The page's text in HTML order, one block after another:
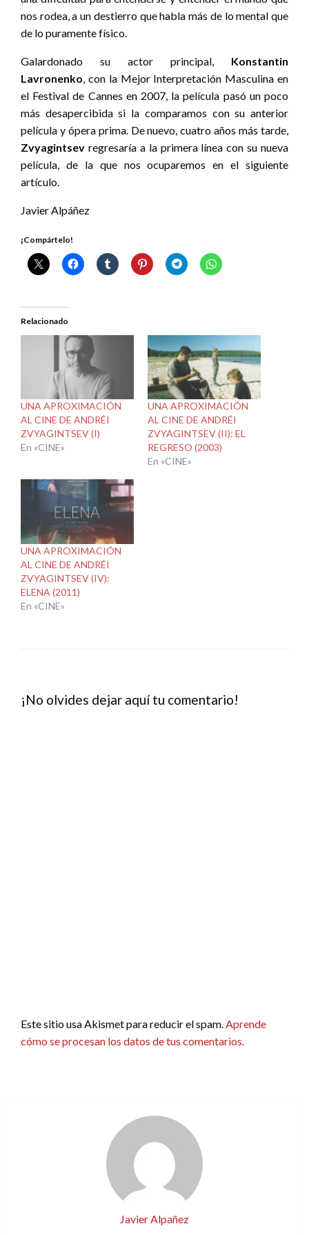
nos rodea, a un destierro que habla más de lo mental que
de lo puramente físico.
Galardonado su actor principal, Konstantin
Lavronenko , con la Mejor Interpretación Masculina en
el Festival de Cannes en 2007, la película pasó un poco
más desapercibida si la comparamos con su anterior
película y ópera prima. De nuevo, cuatro años más tarde,
Zvyagintsev regresaría a la primera línea con su nueva
película, de la que nos ocuparemos en el siguiente
artículo.
Javier Alpáñez
¡Compártelo!
Relacionado
UNA APROXIMACIÓN
AL CINE DE ANDRÉI
ZVYAGINTSEV (I)
En «CINE»
UNA APROXIMACIÓN
AL CINE DE ANDRÉI
ZVYAGINTSEV (II): EL
REGRESO (2003)
En «CINE»
UNA APROXIMACIÓN
AL CINE DE ANDRÉI
ZVYAGINTSEV (IV):
ELENA (2011)
En «CINE»
¡No olvides dejar aquí tu comentario!
Este sitio usa Akismet para reducir el spam.Aprende
cómo se procesan los datos de tus comentarios.
Javier Alpañez